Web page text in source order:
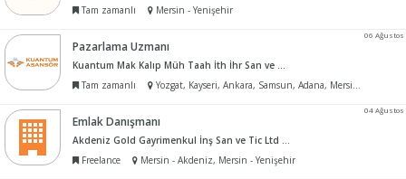
Tam zamanlı
Mersin - Yenişehir
06 Ağustos
Pazarlama Uzmanı
Kuantum Mak Kalıp Müh Taah İth İhr San ve Tic Ltd Şti
Tam zamanlı
Yozgat, Kayseri, Ankara, Samsun, Adana, Mersin, İzmir
04 Ağustos
Emlak Danışmanı
Akdeniz Gold Gayrimenkul İnş San ve Tic Ltd Şti
Freelance
Mersin - Akdeniz, Mersin - Yenişehir